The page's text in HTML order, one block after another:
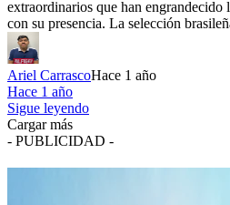
extraordinarios que han
con su presencia. La selección
Ariel CarrascoHace 1 año
Hace 1 año
Sigue leyendo
Cargar más
- PUBLICIDAD -